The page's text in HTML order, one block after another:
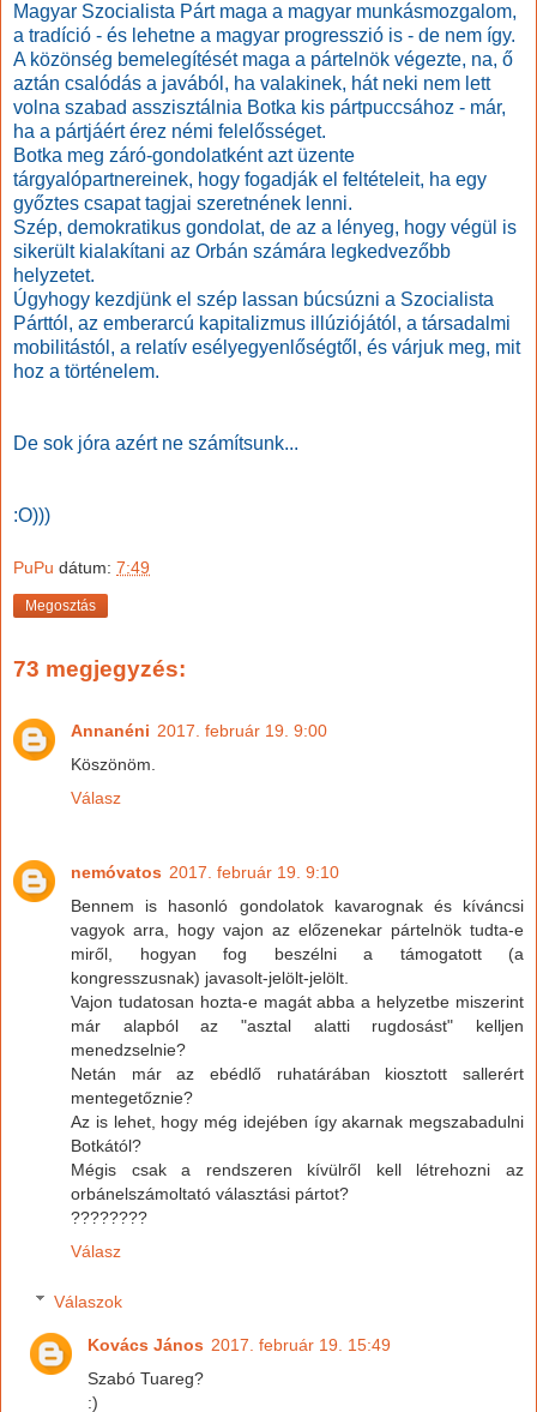
Magyar Szocialista Párt maga a magyar munkásmozgalom,
a tradíció - és lehetne a magyar progresszió is - de nem így.
A közönség bemelegítését maga a pártelnök végezte, na, ő
aztán csalódás a javából, ha valakinek, hát neki nem lett
volna szabad asszisztálnia Botka kis pártpuccsához - már,
ha a pártjáért érez némi felelősséget.
Botka meg záró-gondolatként azt üzente
tárgyalópartnereinek, hogy fogadják el feltételeit, ha egy
győztes csapat tagjai szeretnének lenni.
Szép, demokratikus gondolat, de az a lényeg, hogy végül is
sikerült kialakítani az Orbán számára legkedvezőbb
helyzetet.
Úgyhogy kezdjünk el szép lassan búcsúzni a Szocialista
Párttól, az emberarcú kapitalizmus illúziójától, a társadalmi
mobilitástól, a relatív esélyegyenlőségtől, és várjuk meg, mit
hoz a történelem.
De sok jóra azért ne számítsunk...
:O)))
PuPu dátum: 7:49
Megosztás
73 megjegyzés:
Annanéni 2017. február 19. 9:00
Köszönöm.
Válasz
nemóvatos 2017. február 19. 9:10
Bennem is hasonló gondolatok kavarognak és kíváncsi
vagyok arra, hogy vajon az előzenekar pártelnök tudta-e
miről, hogyan fog beszélni a támogatott (a
kongresszusnak) javasolt-jelölt-jelölt.
Vajon tudatosan hozta-e magát abba a helyzetbe miszerint
már alapból az "asztal alatti rugdosást" kelljen
menedzselnie?
Netán már az ebédlő ruhatárában kiosztott sallerért
mentegetőznie?
Az is lehet, hogy még idejében így akarnak megszabadulni
Botkától?
Mégis csak a rendszeren kívülről kell létrehozni az
orbánelszámoltató választási pártot?
????????
Válasz
Válaszok
Kovács János 2017. február 19. 15:49
Szabó Tuareg?
:)